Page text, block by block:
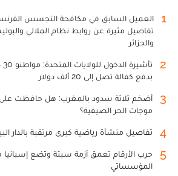
1
العميل السابق في مكافحة التجسس
تفاصيل مثيرة عن روابط نظام الملالي
والجزائر
2
بدفع كفالة تصل إلى 20 ألف دولار
3
أضخم ثلاثة سدود بالمغرب: هل حافظت
موجات الحر الصيفية؟
4 تفاصيل منشأة رياضية كبرى مرتقبة بالدار
5
حرب الأرقام تعمق أزمة سبتة وتضع
المؤسساتي